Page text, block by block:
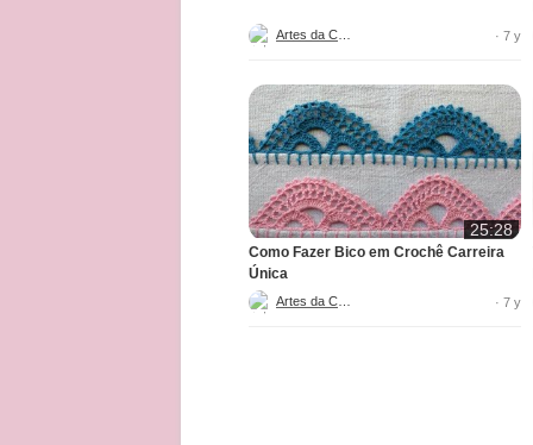
· 7 y
25:28
Como Fazer Bico em Crochê Carreira
Única
· 7 y